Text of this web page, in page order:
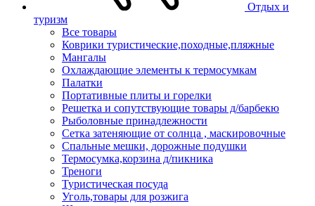
Отдых и
туризм
Все товары
Коврики туристические,походные,пляжные
Мангалы
Охлаждающие элементы к термосумкам
Палатки
Портативные плиты и горелки
Решетка и сопутствующие товары д/барбекю
Рыболовные принадлежности
Сетка затеняющие от солнца , маскировочные
Спальные мешки, дорожные подушки
Термосумка,корзина д/пикника
Треноги
Туристическая посуда
Уголь,товары для розжига